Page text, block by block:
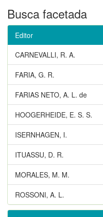
Busca facetada
Editor
CARNEVALLI, R. A.
FARIA, G. R.
FARIAS NETO, A. L. de
HOOGERHEIDE, E. S. S.
ISERNHAGEN, I.
ITUASSU, D. R.
MORALES, M. M.
ROSSONI, A. L.